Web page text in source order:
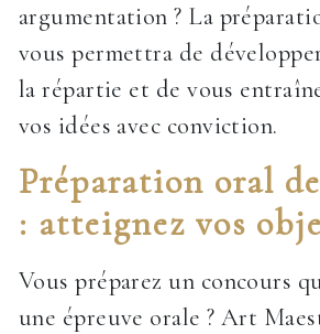
argumentation ? La
vous permettra de
la répartie et de vous
vos idées avec conviction.
Préparation oral
: atteignez vos
Vous préparez un concours
une épreuve orale ? Art